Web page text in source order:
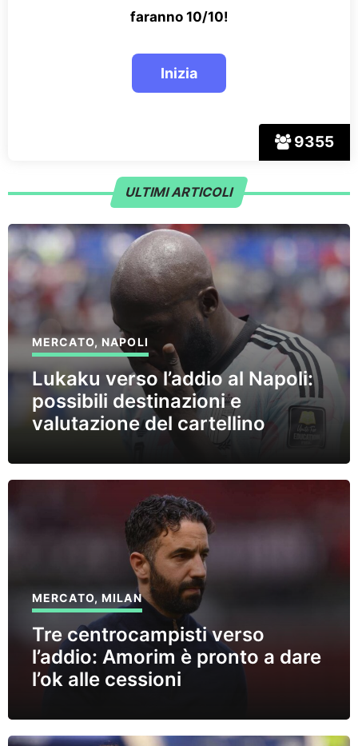
9355
faranno 10/10!
ULTIMI ARTICOLI
MERCATO,NAPOLI
Lukaku verso l’addio al Napoli:
possibili destinazioni e
valutazione del cartellino
MERCATO,MILAN
Tre centrocampisti verso
l’addio: Amorim è pronto a dare
l’ok alle cessioni